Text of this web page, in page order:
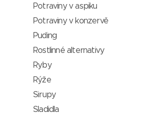
Potraviny v aspiku
Potraviny v konzervě
Puding
Rostlinné alternativy
Ryby
Rýže
Sirupy
Sladidla